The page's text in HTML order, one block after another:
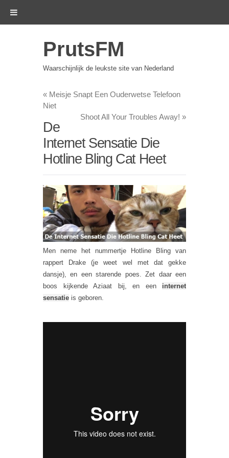
PrutsFM
Waarschijnlijk de leukste site van Nederland
« Meisje Snapt Een Ouderwetse Telefoon
Niet
Shoot All Your Troubles Away! »
De
Internet Sensatie Die
Hotline Bling Cat Heet
Men neme het nummertje Hotline Bling van
rappert Drake (je weet wel met dat gekke
dansje), en een starende poes. Zet daar een
boos kijkende Aziaat bij, en een internet
sensatie is geboren.